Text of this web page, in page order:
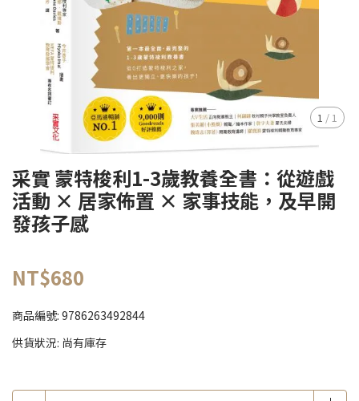
1 /1
采實 蒙特梭利1-3歲教養全書：從遊戲
活動 × 居家佈置 × 家事技能，及早開
發孩子感
NT$680
商品編號: 9786263492844
供貨狀況: 尚有庫存